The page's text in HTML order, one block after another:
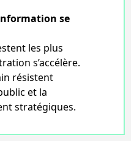
se
les plus
s’accélère.
résistent
et la
stratégiques.